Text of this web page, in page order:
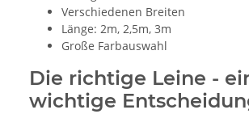
Verschiedenen Breiten
Länge: 2m, 2,5m, 3m
Große Farbauswahl
Die richtige Leine -
wichtige